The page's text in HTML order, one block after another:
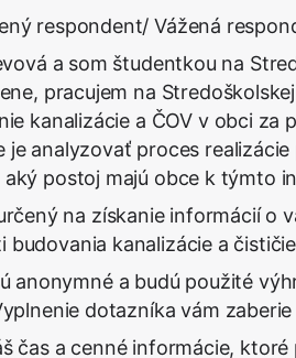
respondent/ Vážená
a som študentkou na
pracujem na
kanalizácie a ČOV v obci za
je analyzovať proces
aký postoj majú obce k týmto
na získanie informácií o
budovania kanalizácie a
anonymné a budú použité
dotazníka vám
čas a cenné informácie,